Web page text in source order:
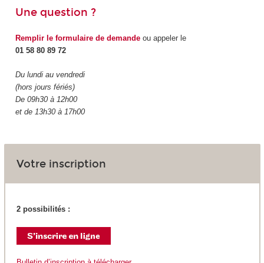
Une question ?
Remplir le formulaire de demandeou appeler le
01 58 80 89 72
Du lundi au vendredi
(hors jours fériés)
De 09h30 à 12h00
et de 13h30 à 17h00
Votre inscription
2 possibilités :